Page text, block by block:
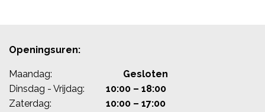
Openingsuren:
Maandag: Gesloten
Dinsdag - Vrijdag: 10:00 – 18:00
Zaterdag: 10:00 – 17:00